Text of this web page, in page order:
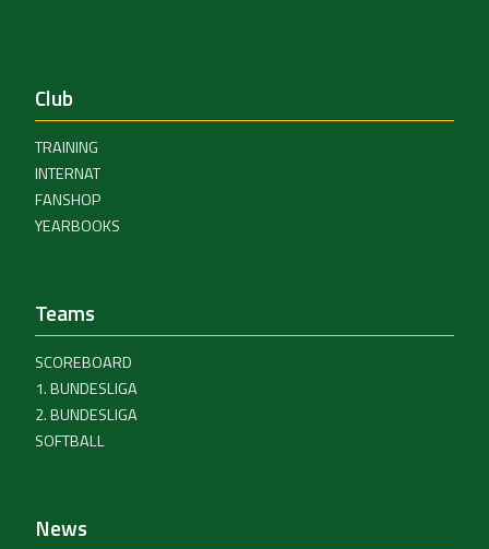
Club
TRAINING
INTERNAT
FANSHOP
YEARBOOKS
Teams
SCOREBOARD
1. BUNDESLIGA
2. BUNDESLIGA
SOFTBALL
News